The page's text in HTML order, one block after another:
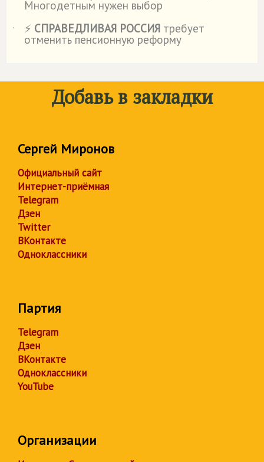
Многодетным нужен выбор
˙
⚡ СПРАВЕДЛИВАЯ РОССИЯ требует
отменить пенсионную реформу
Добавь в закладки
Сергей Миронов
Официальный сайт
Интернет-приёмная
Telegram
Дзен
Twitter
ВКонтакте
Одноклассники
Партия
Telegram
Дзен
ВКонтакте
Одноклассники
YouTube
Организации